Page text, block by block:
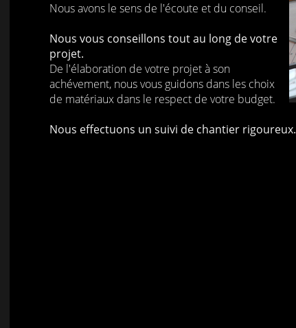
Nous avons le sens de l'écoute et du conseil.
Nous vous conseillons tout au long de votre
projet.
De l'élaboration de votre projet à son
achévement, nous vous guidons dans les choix
de matériaux dans le respect de votre budget.
Nous effectuons un suivi de chantier rigoureux.